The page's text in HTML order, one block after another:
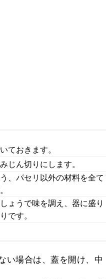
ておきます。
じん切りにします。
、パセリ以外の材料を全て
ょうで味を調え、器に盛り
です。
い場合は、蓋を開け、中